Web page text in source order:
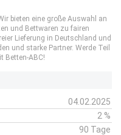
bieten eine große Auswahl an
und Bettwaren zu fairen
Lieferung in Deutschland und
und starke Partner. Werde Teil
Betten-ABC!
04.02.2025
2 %
90 Tage